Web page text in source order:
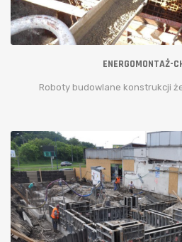
ENERGOMONTAŻ-
Roboty budowlane konstrukcji